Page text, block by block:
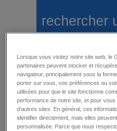
rechercher
Lorsque vous visitez notre site web, le
partenaires peuvent stocker et
navigateur, principalement sous la
porter sur vous, vos préférences ou
utilisées pour que le site fonctionne
performance de notre site, et pour
d’autres sites. En général, ces
identifier directement, mais elles
personnalisée. Parce que nous